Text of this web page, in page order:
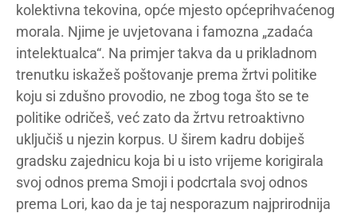
kolektivna tekovina, opće mjesto općeprihvaćenog
morala. Njime je uvjetovana i famozna „zadaća
intelektualca“. Na primjer takva da u prikladnom
trenutku iskažeš poštovanje prema žrtvi politike
koju si zdušno provodio, ne zbog toga što se te
politike odričeš, već zato da žrtvu retroaktivno
uključiš u njezin korpus. U širem kadru dobiješ
gradsku zajednicu koja bi u isto vrijeme korigirala
svoj odnos prema Smoji i podcrtala svoj odnos
prema Lori, kao da je taj nesporazum najprirodnija